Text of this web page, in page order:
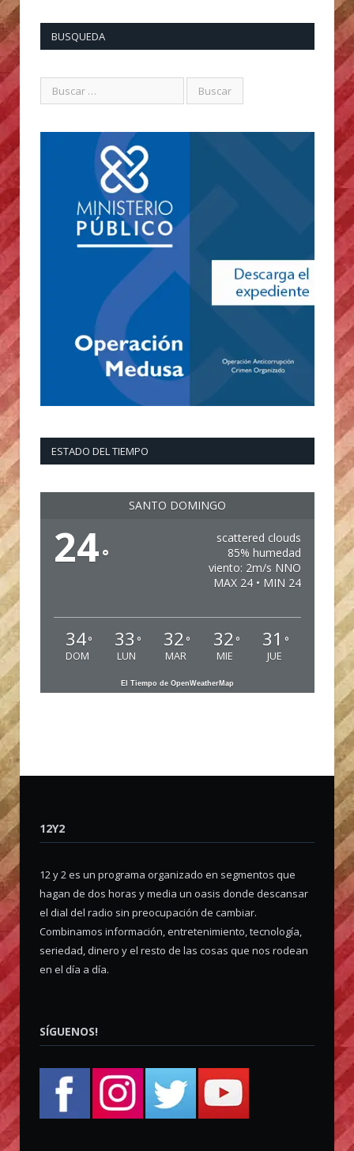
BUSQUEDA
ESTADO DEL TIEMPO
SANTO DOMINGO
24°
scattered clouds
85% humedad
viento: 2m/s NNO
MAX 24 • MIN 24
34°
DOM
33 °
LUN
32 °
MAR
32 °
MIE
31 °
JUE
El Tiempo de OpenWeatherMap
12Y2
12 y 2 es un programa organizado en segmentos que
hagan de dos horas y media un oasis donde descansar
el dial del radio sin preocupación de cambiar.
Combinamos información, entretenimiento, tecnología,
seriedad, dinero y el resto de las cosas que nos rodean
en el día a día.
SÍGUENOS!